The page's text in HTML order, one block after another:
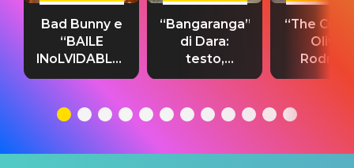
Bad Bunny e
“BAILE
INoLVIDABLE”:
testo,
significato
“Bangaranga”
di Dara:
testo,
traduzione e
del singolo
“The
Olivia
testo,